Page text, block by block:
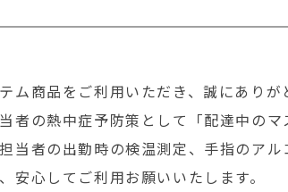
ム商品をご利用いただき、誠にありが
者の熱中症予防策として「配達中の
当者の出勤時の検温測定、手指のア
安心してご利用お願いいたします。